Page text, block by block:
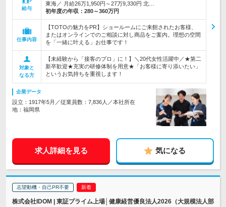
給与
東海／ 月給26万1,950円～27万9,330円 北…
初年度の年収： 280～360万円
仕事内容
【TOTOの魅力をPR】ショールームにご来館されたお客様、
またはオンラインでのご相談に対し商品をご案内。理想の空間
を「一緒に叶える」お仕事です！
対象と
なる方
【未経験から「接客のプロ」に！】＼20代女性活躍中／★第二
新卒歓迎★充実の研修体制を用意★「お客様に寄り添いたい」
というお気持ちを重視します！
企業データ
設立：1917年5月／従業員数：7,836人／本社所在
地：福岡県
求人詳細を見る 気になる
志望動機・自己PR不要
株式会社IDOM | 東証プライム上場│健康経営優良法人2026（大規模法人部